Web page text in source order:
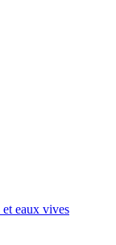
eaux vives